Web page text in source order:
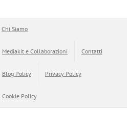
Chi Siamo
Mediakit e Collaborazioni Contatti
Blog Policy Privacy Policy
Cookie Policy